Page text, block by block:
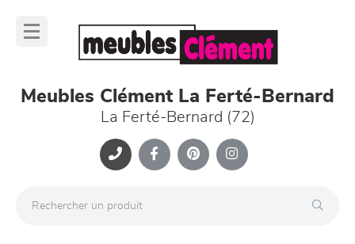
Meubles Clément La Ferté-Bernard
La Ferté-Bernard (72)